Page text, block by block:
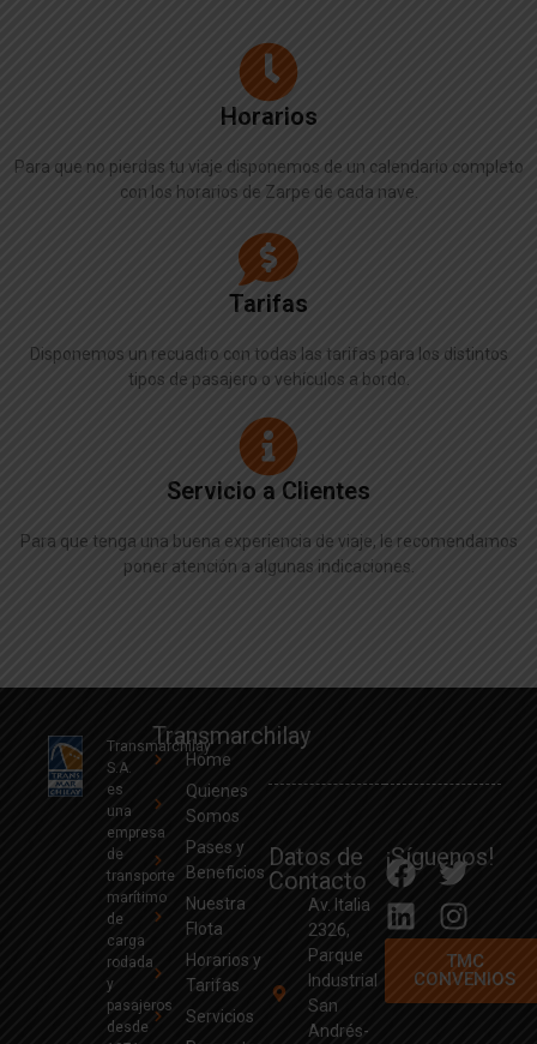
Horarios
Para que no pierdas tu viaje disponemos de un calendario completo
con los horarios de Zarpe de cada nave.
Tarifas
Disponemos un recuadro con todas las tarifas para los distintos
tipos de pasajero o vehículos a bordo.
Servicio a Clientes
Para que tenga una buena experiencia de viaje, le recomendamos
poner atención a algunas indicaciones.
Transmarchilay
S.A.
es
una
empresa
de
transporte
marítimo
de
carga
rodada
y
pasajeros
desde
Transmarchilay
Home
Quienes
Somos
Pases y
Beneficios
Nuestra
Flota
Horarios y
Tarifas
Servicios
Datos de
Contacto
Av. Italia
2326,
Parque
Industrial
San
Andrés-
¡Síguenos!
TMC
CONVENIOS